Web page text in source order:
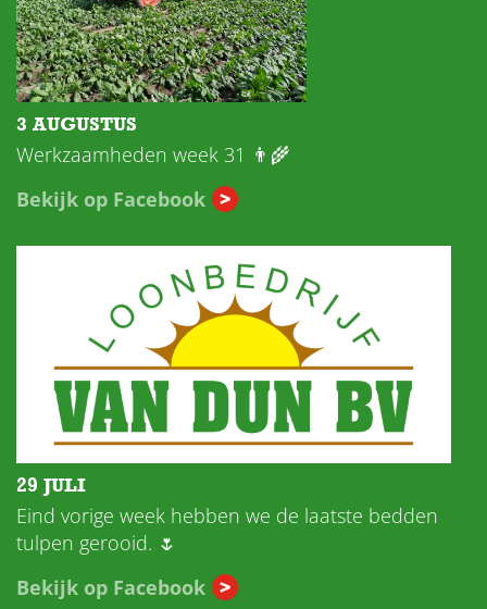
3 AUGUSTUS
Werkzaamheden week 31 👨‍🌾
Bekijk op Facebook
29 JULI
Eind vorige week hebben we de laatste bedden
tulpen gerooid. 🌷
Bekijk op Facebook